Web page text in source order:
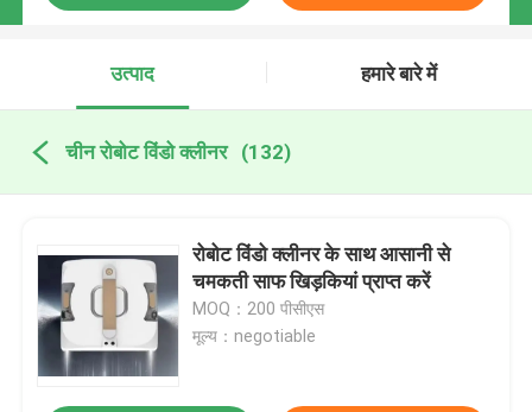
उत्पाद हमारे बारे में
चीन रोबोट विंडो क्लीनर (132)
रोबोट विंडो क्लीनर के साथ आसानी से
चमकती साफ खिड़कियां प्राप्त करें
MOQ：200 पीसीएस
मूल्य：negotiable